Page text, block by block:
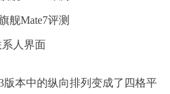
人界面
版本中的纵向排列变成了四格平